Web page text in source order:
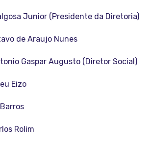
Junior (Presidente da Diretoria)
de Araujo Nunes
Gaspar Augusto (Diretor Social)
Eizo
Rolim